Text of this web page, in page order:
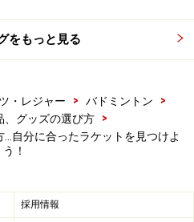
ラケットを見つけてくださ
費用や練習方法とは？
をもっと見る
・レジャー > バドミントン
>
、グッズの選び方
>
自分に合ったラケットを見つけよ
う！
採用情報